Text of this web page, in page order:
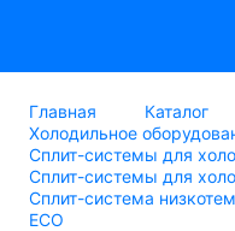
Главная
Каталог
Холодильное
Сплит-системы для
Сплит-системы для
Сплит-система
ECO